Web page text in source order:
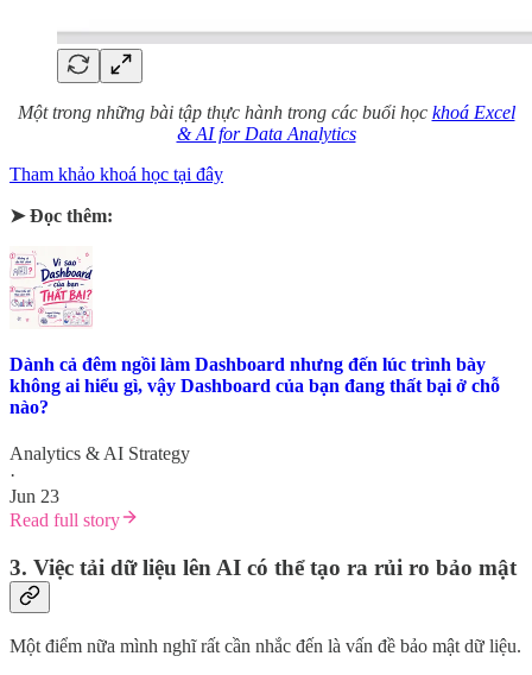
Một trong những bài tập thực hành trong các buổi học khoá Excel
& AI for Data Analytics
Tham khảo khoá học tại đây
➤ Đọc thêm:
Dành cả đêm ngồi làm Dashboard nhưng đến lúc trình bày
không ai hiểu gì, vậy Dashboard của bạn đang thất bại ở chỗ
nào?
Analytics & AI Strategy
·
Jun 23
Read full story
3. Việc tải dữ liệu lên AI có thể tạo ra rủi ro bảo mật
Một điểm nữa mình nghĩ rất cần nhắc đến là vấn đề bảo mật dữ liệu.